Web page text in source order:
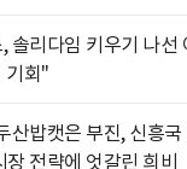
솔리다임 키우기 나선
기회"
산밥캣은 부진, 신흥국
전략에 엇갈린 희비